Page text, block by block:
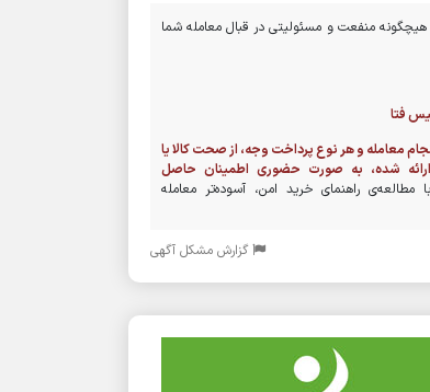
منفعت و مسئولیتی در قبال معامله شما
فتا
معامله و هر نوع پرداخت وجه، از صحت کالا یا
شده، به صورت حضوری اطمینان حاصل
با مطالعه‌ی راهنمای خرید امن، آسوده‌تر معامله
گزارش مشکل آگهی